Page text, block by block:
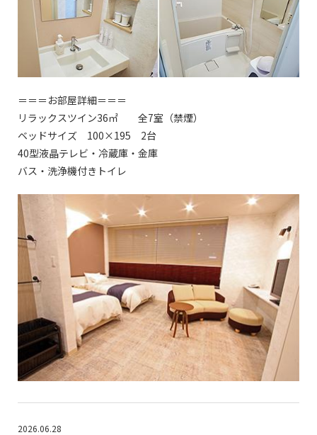
＝＝＝お部屋詳細＝＝＝
リラックスツイン36㎡ 全7室（禁煙）
ベッドサイズ 100×195 2台
40型液晶テレビ・冷蔵庫・金庫
バス・洗浄機付きトイレ
2026.06.28